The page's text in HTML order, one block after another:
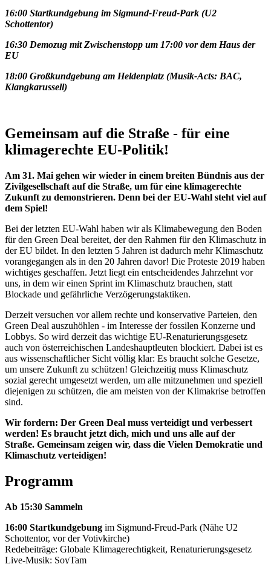
16:00 Startkundgebung im Sigmund-Freud-Park (U2
Schottentor)
16:30 Demozug mit Zwischenstopp um 17:00 vor dem Haus der
EU
18:00 Großkundgebung am Heldenplatz (Musik-Acts: BAC,
Klangkarussell)
Gemeinsam auf die Straße - für eine
klimagerechte EU-Politik!
Am 31. Mai gehen wir wieder in einem breiten Bündnis aus der
Zivilgesellschaft auf die Straße, um für eine klimagerechte
Zukunft zu demonstrieren. Denn bei der EU-Wahl steht viel auf
dem Spiel!
Bei der letzten EU-Wahl haben wir als Klimabewegung den Boden
für den Green Deal bereitet, der den Rahmen für den Klimaschutz in
der EU bildet. In den letzten 5 Jahren ist dadurch mehr Klimaschutz
vorangegangen als in den 20 Jahren davor! Die Proteste 2019 haben
wichtiges geschaffen. Jetzt liegt ein entscheidendes Jahrzehnt vor
uns, in dem wir einen Sprint im Klimaschutz brauchen, statt
Blockade und gefährliche Verzögerungstaktiken.
Derzeit versuchen vor allem rechte und konservative Parteien, den
Green Deal auszuhöhlen - im Interesse der fossilen Konzerne und
Lobbys. So wird derzeit das wichtige EU-Renaturierungsgesetz
auch von österreichischen Landeshauptleuten blockiert. Dabei ist es
aus wissenschaftlicher Sicht völlig klar: Es braucht solche Gesetze,
um unsere Zukunft zu schützen! Gleichzeitig muss Klimaschutz
sozial gerecht umgesetzt werden, um alle mitzunehmen und speziell
diejenigen zu schützen, die am meisten von der Klimakrise betroffen
sind.
Wir fordern: Der Green Deal muss verteidigt und verbessert
werden! Es braucht jetzt dich, mich und uns alle auf der
Straße. Gemeinsam zeigen wir, dass die Vielen Demokratie und
Klimaschutz verteidigen!
Programm
Ab 15:30 Sammeln
16:00 Startkundgebung im Sigmund-Freud-Park (Nähe U2
Schottentor, vor der Votivkirche)
Redebeiträge: Globale Klimagerechtigkeit, Renaturierungsgesetz
Live-Musik: SoyTam